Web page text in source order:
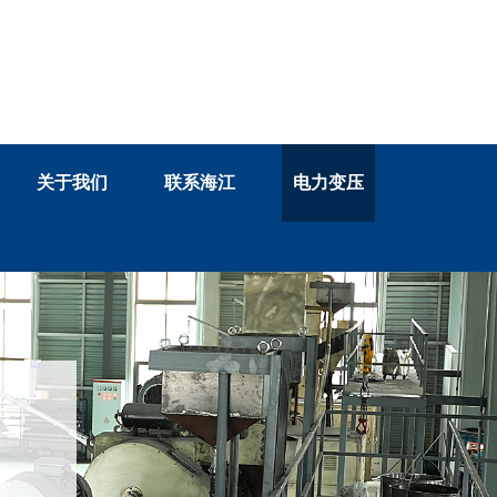
客服咨询电话：13758884033
关于我们 联系海江 电力变压